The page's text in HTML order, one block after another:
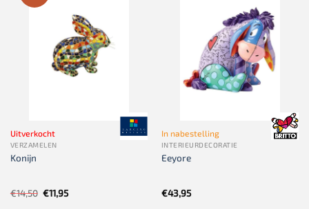
Uitverkocht
VERZAMELEN
Konijn
€14,50 Oorspronkelijke
prijs
€11,95Huidige
In nabestelling
INTERIEURDECORATIE
Eeyore
€43,95